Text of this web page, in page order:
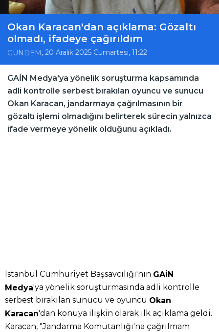
Okan Karacan'dan açıklama: Gözaltı
olmadı, ifadeye çağırıldım
GÜNDEM, 20 Aralık 2025 Cumartesi, 11:22
GAİN Medya'ya yönelik soruşturma kapsamında
adli kontrolle serbest bırakılan oyuncu ve sunucu
Okan Karacan, jandarmaya çağrılmasının bir
gözaltı işlemi olmadığını belirterek sürecin yalnızca
ifade vermeye yönelik olduğunu açıkladı.
İstanbul Cumhuriyet Başsavcılığı'nın GAİN
Medya'ya yönelik soruşturmasında adli kontrolle
serbest bırakılan sunucu ve oyuncu Okan
Karacan'dan konuya ilişkin olarak ilk açıklama geldi.
Karacan, "Jandarma Komutanlığı'na çağrılmam